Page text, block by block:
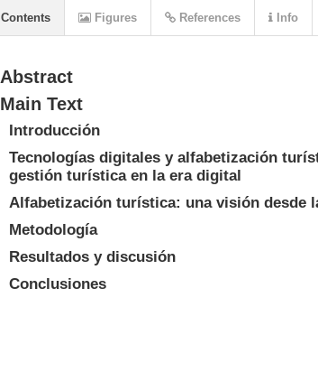
Abstract
Main Text
Introducción
Tecnologías digitales y alfabetización
gestión turística en la era digital
Alfabetización turística: una visión desde
Metodología
Resultados y discusión
Conclusiones
Contents Figures References Info